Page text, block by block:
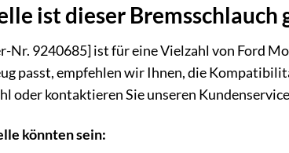
ist dieser Bremsschlauch
Nr. 9240685] ist für eine Vielzahl von Ford
passt, empfehlen wir Ihnen, die
oder kontaktieren Sie unseren
könnten sein: